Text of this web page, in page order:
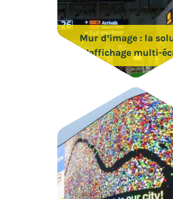
Mur d’image : la
d’affichage multi-